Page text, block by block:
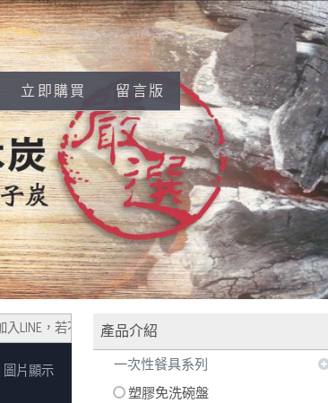
立即購買 留言版
產品介紹
一次性餐具系列
塑膠免洗碗盤
若不會使用官網訂購，也可加入LINE，由專人為您服務
圖片顯示